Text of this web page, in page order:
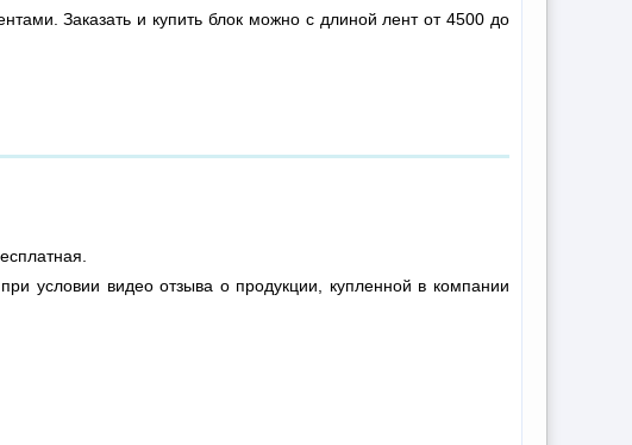
Заказать и купить блок можно с длиной лент от 4500 до
условии видео отзыва о продукции, купленной в компании